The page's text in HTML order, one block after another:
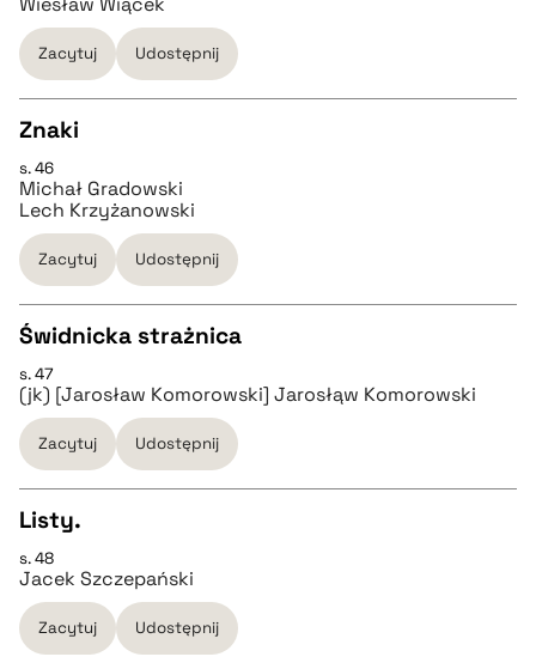
pobierz cytat
pobierz cytat
BIBTEX
pobierz cytat
Zacytuj Udostępnij
CZYSTY TEKST
pobierz cytat
pobierz cytat
Znaki
s. 46
Michał Gradowski
Lech Krzyżanowski
Zacytuj Udostępnij
CZYSTY TEKST
pobierz cytat
BIBTEX
pobierz cytat
Świdnicka strażnica
s. 47
(jk) [Jarosław Komorowski] Jarosłąw Komorowski
Zacytuj Udostępnij
CZYSTY TEKST
pobierz cytat
Listy.
s. 48
Jacek Szczepański
Zacytuj Udostępnij